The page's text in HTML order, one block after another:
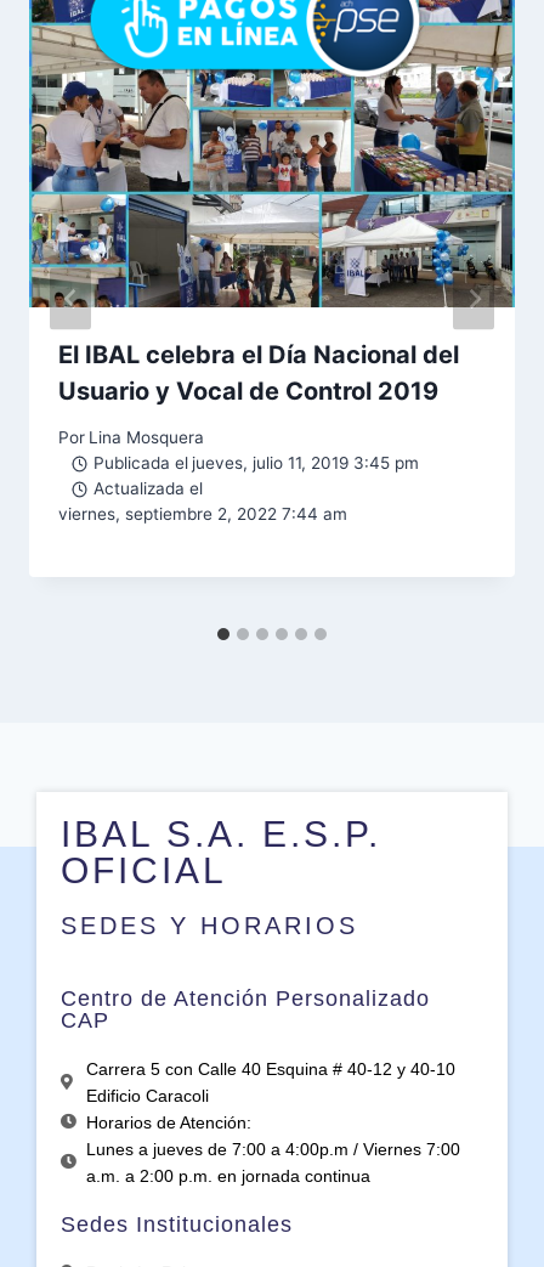
El IBAL celebra el Día Nacional del
Usuario y Vocal de Control 2019
Por Lina Mosquera
Publicada el jueves, julio 11, 2019 3:45 pm
Actualizada el
viernes, septiembre 2, 2022 7:44 am
IBAL S.A. E.S.P.
OFICIAL
SEDES Y HORARIOS
Centro de Atención Personalizado
CAP
Carrera 5 con Calle 40 Esquina # 40-12 y 40-10
Edificio Caracoli
Horarios de Atención:
Lunes a jueves de 7:00 a 4:00p.m / Viernes 7:00
a.m. a 2:00 p.m. en jornada continua
Sedes Institucionales